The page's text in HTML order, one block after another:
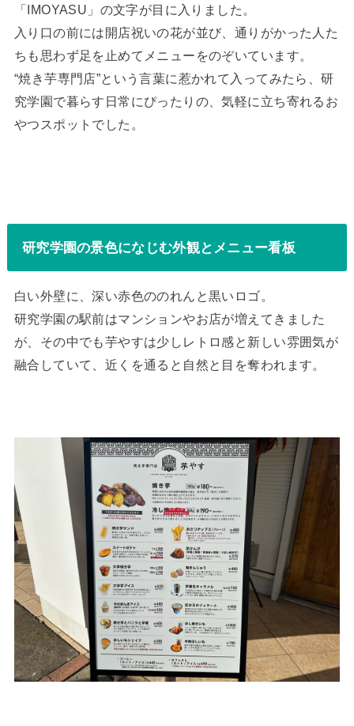
「IMOYASU」の文字が目に入りました。
入り口の前には開店祝いの花が並び、通りがかった人た
ちも思わず足を止めてメニューをのぞいています。
“焼き芋専門店”という言葉に惹かれて入ってみたら、研
究学園で暮らす日常にぴったりの、気軽に立ち寄れるお
やつスポットでした。
研究学園の景色になじむ外観とメニュー看板
白い外壁に、深い赤色ののれんと黒いロゴ。
研究学園の駅前はマンションやお店が増えてきました
が、その中でも芋やすは少しレトロ感と新しい雰囲気が
融合していて、近くを通ると自然と目を奪われます。